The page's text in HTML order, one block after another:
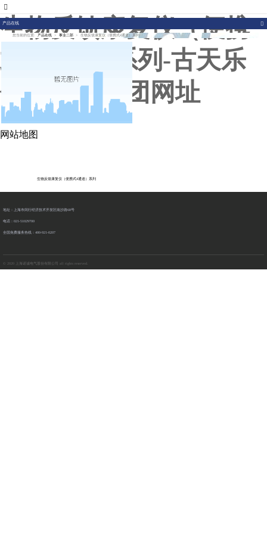
生物反馈康复仪（便携
式4通道）系列-古天乐
代言太阳集团网址
官网
产品在线
您当前的位置: 产品在线 > 事业二部 > 生物反馈康复仪（便携式4通道）系列
生物反馈康复仪（便携式4通道）系列
地址：上海市闵行经济技术开发区南沙路68号
电话：021-51029700
全国免费服务热线：400-921-0207
© 2020 上海诺诚电气股份有限公司 all rights reserved.
网站地图